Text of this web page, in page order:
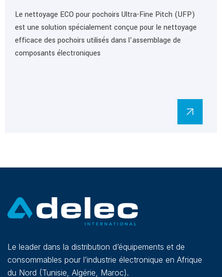
Le nettoyage ECO pour pochoirs Ultra-Fine Pitch (UFP)
est une solution spécialement conçue pour le nettoyage
efficace des pochoirs utilisés dans l’assemblage de
composants électroniques
Le leader dans la distribution d’équipements et de
consommables pour l’industrie électronique en Afrique
du Nord (Tunisie, Algérie, Maroc).